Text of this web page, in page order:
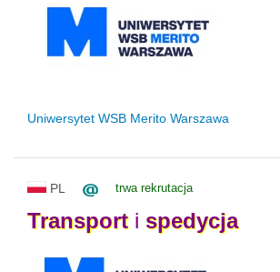
Uniwersytet WSB Merito Warszawa
PL trwa rekrutacja
Transporti spedycja